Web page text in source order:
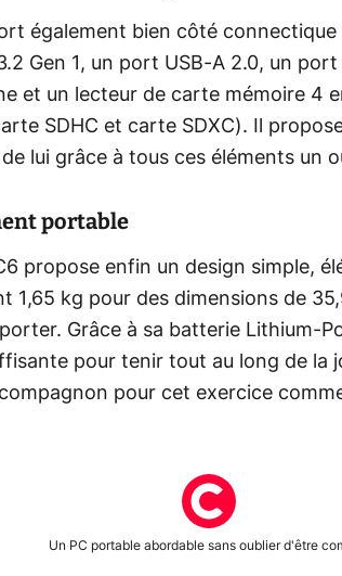
également bien côté connectique
Gen 1, un port USB-A 2.0, un
et un lecteur de carte mémoire 4
SDHC et carte SDXC). Il
lui grâce à tous ces éléments un
portable
propose enfin un design simple,
1,65 kg pour des dimensions de
Grâce à sa batterie Lithium-
pour tenir tout au long de la
pour cet exercice
Un PC portable abordable sans oublier d'être